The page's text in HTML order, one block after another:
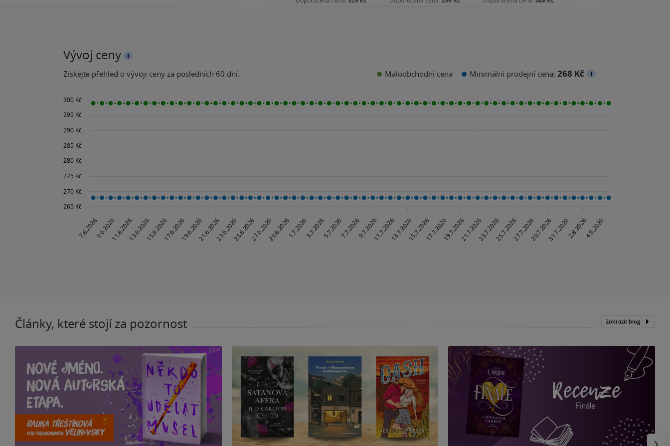
Vývoj ceny
Získejte přehled o vývoji ceny za posledních 60 dní. Maloobchodní cena Minimální prodejní cena: 268 Kč
Články, které stojí za pozornost Zobrazit blog